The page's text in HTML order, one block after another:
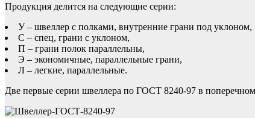
Продукция делится на следующие серии:
У – швеллер с полками, внутренние грани под уклоном,
С – спец, грани с уклоном,
П – грани полок параллельны,
Э – экономичные, параллельные грани,
Л – легкие, параллельные.
Две первые серии швеллера по ГОСТ 8240-97 в